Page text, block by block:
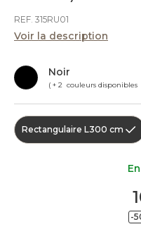
REF. 315RU01
Voir la description
Noir
Rectangulaire L300 cm
-